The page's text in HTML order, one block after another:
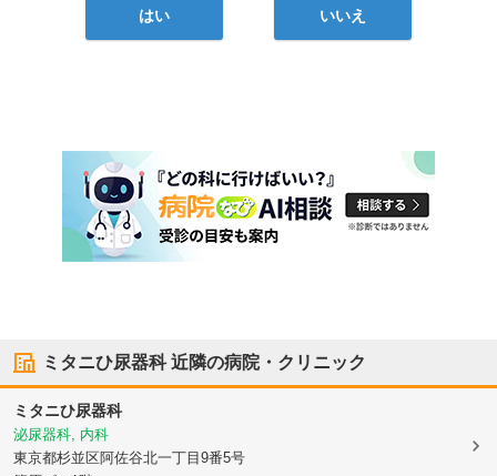
はい いいえ
ミタニひ尿器科近隣の病院・クリニック
ミタニひ尿器科
泌尿器科, 内科
東京都杉並区阿佐谷北一丁目9番5号